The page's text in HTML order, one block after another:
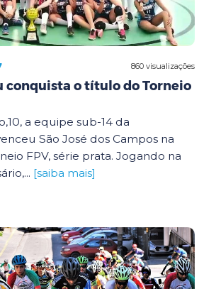
860 visualizações
conquista o título do Torneio
a equipe sub-14 da
São José dos Campos na
FPV, série prata. Jogando na
[saiba mais]